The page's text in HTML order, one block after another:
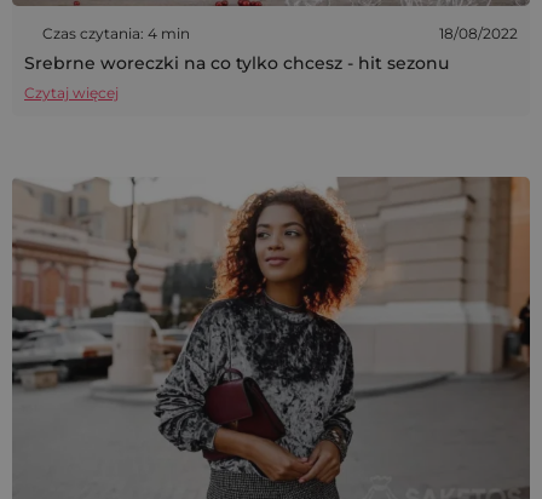
Czas czytania: 4 min 18/08/2022
Srebrne woreczki na co tylko chcesz - hit sezonu
Czytaj więcej